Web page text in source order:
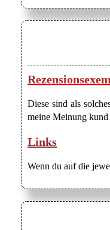
Diese sind als
meine Meinung
Links
Wenn du auf die